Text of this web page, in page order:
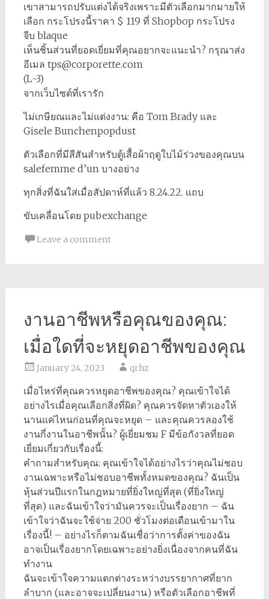
เขาสามารถปรับแต่งได้จริงเพราะมีตัวเลือกมากมายให้
เลือก กระโปรงนี้ราคา $ 119 ที่ Shopbop กระโปรง
จีบ blaque
เห็นชิ้นส่วนที่ยอดเยี่ยมที่คุณอยากจะแนะนำ? กรุณาส่ง
อีเมล tps@corporette.com
(L-3)
จากเว็บไซต์ที่เรารัก
ไม่เกษียณและไม่แต่งงาน: คือ Tom Brady และ
Gisele Bunchenpopdust
ตัวเลือกที่มีสีสันสำหรับตู้เสื้อผ้าฤดูใบไม้ร่วงของคุณบน
salefemme d’un บางอย่าง
ทุกสิ่งที่ฉันใส่เมื่อสัปดาห์ที่แล้ว 8.24.22. แถบ
ขับเคลื่อนโดย pubexchange
Leave a comment
งานอาชีพหรือคุณของคุณ:
เมื่อใดที่จะหยุดอาชีพของคุณ
January 24, 2023 qrhz
เมื่อไหร่ที่คุณควรหยุดอาชีพของคุณ? คุณเข้าใจได้
อย่างไรเมื่อคุณเลือกสิ่งที่ผิด? คุณควรจัดหาตัวเองให้
นานแค่ไหนก่อนที่คุณจะหยุด – และคุณควรลองใช้
งานกี่งานในอาชีพนั้น? ผู้เยี่ยมชม F มีข้อกังวลที่ยอด
เยี่ยมเกี่ยวกับเรื่องนี้:
คำถามสำหรับคุณ: คุณเข้าใจได้อย่างไรว่าคุณไม่ชอบ
งานเฉพาะหรือไม่ชอบอาชีพทั้งหมดของคุณ? ฉันเป็น
หุ้นส่วนปีแรกในกฎหมายที่ยิ่งใหญ่ที่สุด (ที่ยิ่งใหญ่
ที่สุด) และฉันเข้าใจว่ามันควรจะเป็นเรื่องยาก – ฉัน
เข้าใจว่าฉันจะใช้จ่าย 200 ชั่วโมงต่อเดือนเข้ามาใน
เรื่องนี้! – อย่างไรก็ตามฉันเชื่อว่าการตั้งค่าของฉัน
อาจเป็นเรื่องยากโดยเฉพาะอย่างยิ่งเนื่องจากคนที่ฉัน
ทำงาน
ฉันจะเข้าใจความแตกต่างระหว่างบรรยากาศที่ยาก
ลำบาก (และอาจจะเปลี่ยนงาน) หรือตัวเลือกอาชีพที่